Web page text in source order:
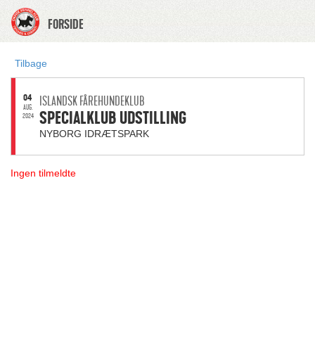
FORSIDE
Tilbage
04
AUG.
2024
ISLANDSK FÅREHUNDEKLUB
SPECIALKLUB UDSTILLING
NYBORG IDRÆTSPARK
Ingen tilmeldte